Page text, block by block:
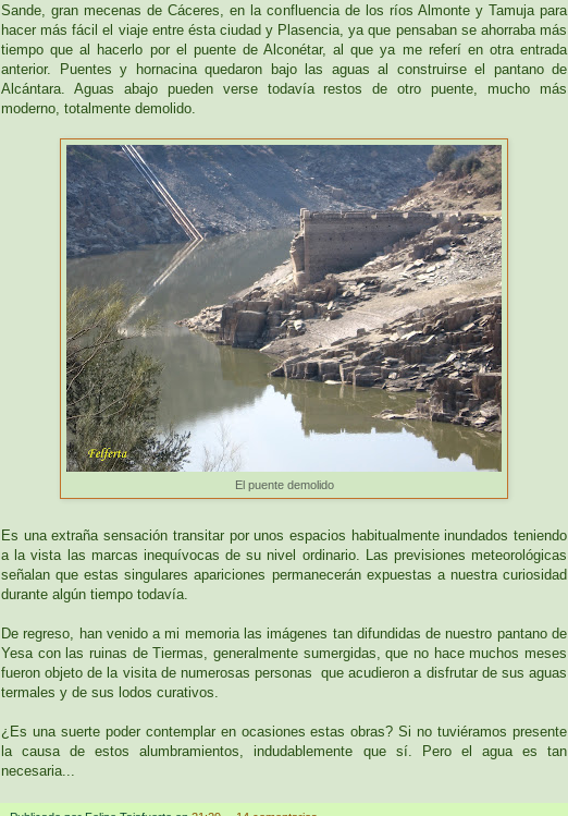
Sande, gran mecenas de Cáceres, en la confluencia de los ríos Almonte y Tamuja para
hacer más fácil el viaje entre ésta ciudad y Plasencia, ya que pensaban se ahorraba más
tiempo que al hacerlo por el puente de Alconétar, al que ya me referí en otra entrada
anterior. Puentes y hornacina quedaron bajo las aguas al construirse el pantano de
Alcántara. Aguas abajo pueden verse todavía restos de otro puente, mucho más
moderno, totalmente demolido.
El puente demolido
Es una extraña sensación transitar por unos espacios habitualmente inundados teniendo
a la vista las marcas inequívocas de su nivel ordinario. Las previsiones meteorológicas
señalan que estas singulares apariciones permanecerán expuestas a nuestra curiosidad
durante algún tiempo todavía.
De regreso, han venido a mi memoria las imágenes tan difundidas de nuestro pantano de
Yesa con las ruinas de Tiermas, generalmente sumergidas, que no hace muchos meses
fueron objeto de la visita de numerosas personas que acudieron a disfrutar de sus aguas
termales y de sus lodos curativos.
¿Es una suerte poder contemplar en ocasiones estas obras? Si no tuviéramos presente
la causa de estos alumbramientos, indudablemente que sí. Pero el agua es tan
necesaria...